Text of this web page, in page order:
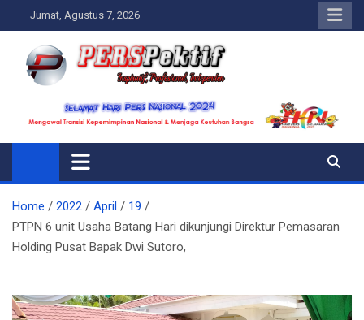
to
content
Jumat, Agustus 7, 2026
Perspektif.today
Ispiratif Profesional Independen
Home 2022 April
19
PTPN 6 unit Usaha Batang Hari dikunjungi Direktur Pemasaran
Holding Pusat Bapak Dwi Sutoro,